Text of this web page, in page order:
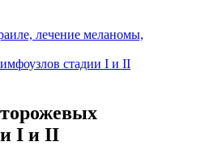
лечение меланомы,
стадии I и II
I и II